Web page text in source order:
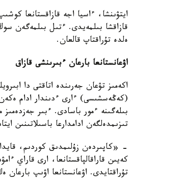
ايتۋىنشا، ءاسيا اجە قازاقستانعا
قازاقشا بىلمەيدى. ءتىل بىلمەگەن
ەلدە تۇراقتاپ قالعان.
اۋعانستانعا بارعان ءبىرىنشى قازاق
اكەمىز تۋعان جەرىندە اتاقتى دا
(كەڭەسشىسى) ءارى ءدىندار ادام
بىلەگىنە ءمور باسادى. ءبىر
تىزىمدەلگەن ادامدارعا باسىلاتىنىن
- «كاپىردەن زۇلىمدىق كوردىم،
كەيىن قاراقالپاقستانعا، ارى قاراي
تۇراقتايدى. اۋعانستانعا اۋىپ